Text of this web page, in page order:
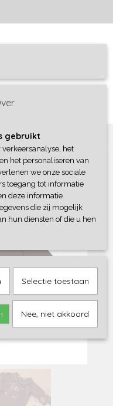
>Frogs and Dogs
gebruikt
het
het personaliseren van
we onze sociale
toegang tot informatie
deze informatie
die zij mogelijk
hun diensten of die u hen
Selectie toestaan
Nee, niet akkoord